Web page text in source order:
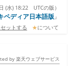
(水) 18:22 UTCの版）
ペディア日本語版』
ットする ★について
by 楽天ウェブサービス